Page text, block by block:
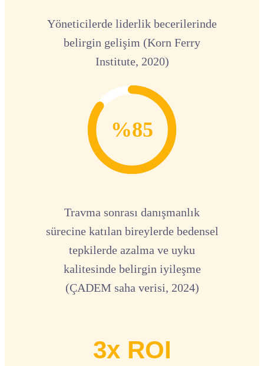
Yöneticilerde liderlik becerilerinde
belirgin gelişim (Korn Ferry
Institute, 2020)
%85
Travma sonrası danışmanlık
sürecine katılan bireylerde bedensel
tepkilerde azalma ve uyku
kalitesinde belirgin iyileşme
(ÇADEM saha verisi, 2024)
3x ROI